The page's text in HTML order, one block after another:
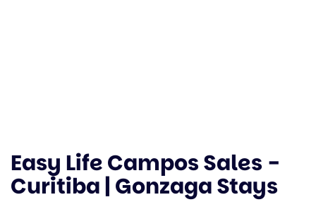
Easy Life Campos Sales -
Curitiba | Gonzaga Stays